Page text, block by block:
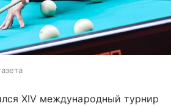
XIV международный турнир